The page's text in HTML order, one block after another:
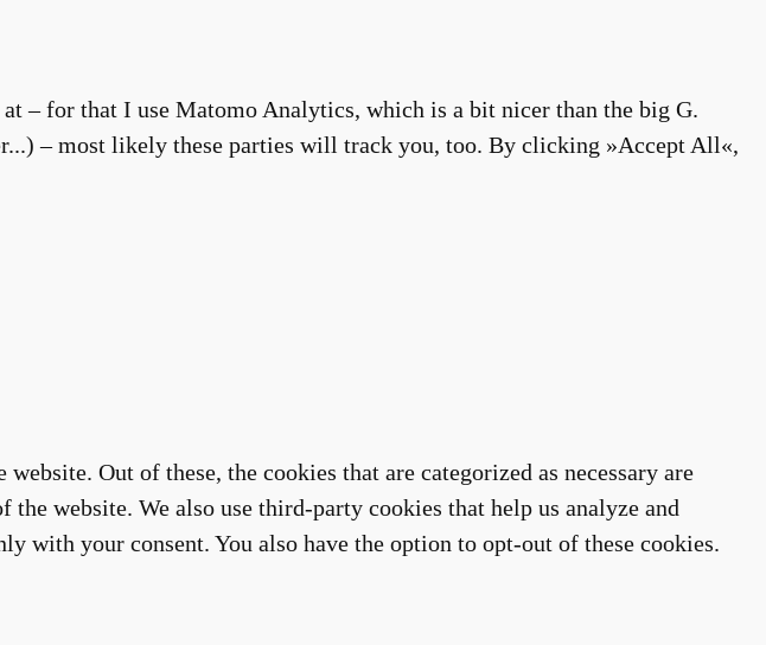
– for that I use Matomo Analytics, which is a bit nicer than the big G.
– most likely these parties will track you, too. By clicking »Accept All«,
Out of these, the cookies that are categorized as necessary are
website. We also use third-party cookies that help us analyze and
with your consent. You also have the option to opt-out of these cookies.